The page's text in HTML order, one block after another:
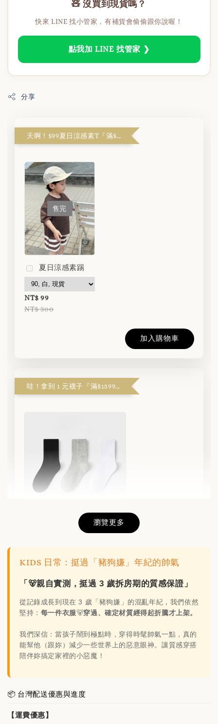
🧸 沒買到現貨嗎？
快來 LINE 找小管家，有補貨會偷偷跟你說喔！
點我加 LINE 找管家 ❯
分享
天啊！$99夏日涼感素T『滿$1999解鎖』
售完
夏日涼感素踢
NT$ 99
NT$ 300
加入購物車
哇！拿到 1 元襪子『滿$1599解鎖』
不滑落的羅紋短襪(3色/組)
NT$ 1
- +
加入購物車
日韓品牌輕鬆入袋，買🐻商品立減$200
瀏覽更多
KIDS 日常：挺過「豬狗嫌」年紀的帥氣
「🐻親自實測，挺過 3 歲拆房期的質感保證」
從記錄成長到現在 3 歲「豬狗嫌」的混亂年紀，我們依然
堅持： 每一件衣服🐻穿過、確定材質經得起折騰才上架。
我們深信：當孩子鬧到極點時，穿得時髦帥氣一點，真的
能幫他（跟妳）減少一些世界上的惡意眼神。讓質感穿搭
陪伴妳搞定家裡的小惡魔！
📦 台灣配送優惠與進度
【運費優惠】